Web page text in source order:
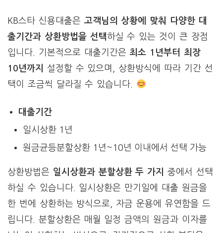
KB스타 신용대출은 고객님의 상황에 맞춰 다양한 대
출기간과 상환방법을 선택하실 수 있는 것이 큰 장점
입니다. 기본적으로 대출기간은최소 1년부터 최장
10년까지
설정할 수 있으며, 상환방식에 따라 기간 선
택이 조금씩 달라질 수 있습니다.
대출기간
일시상환 1년
원금균등분할상환 1년~10년 이내에서 선택 가능
상환방법은 일시상환과 분할상환 두 가지
중에서 선택
하실 수 있습니다. 일시상환은 만기일에 대출 원금을
한 번에 상환하는 방식으로, 자금 운용에 유연함을 드
립니다. 분할상환은 매월 일정 금액의 원금과 이자를